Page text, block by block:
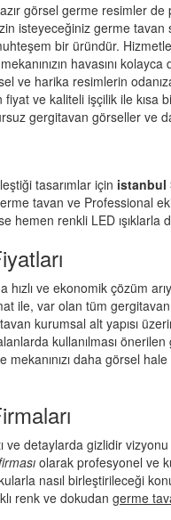
görsel germe resimler
isteyeceğiniz germe
bir üründür.
havasını
ve harika resimlerin
ve kaliteli işçilik ile kısa
gergitavan görseller ve
tasarımlar için istanbul
tavan ve Professional
hemen renkli LED
ve ekonomik çözüm
ile, var olan tüm
kurumsal alt yapısı
kullanılması
mekanınızı daha görsel
ve detaylarda gizlidir
olarak profesyonel ve
nasıl birleştirileceği
renk ve dokudan germe